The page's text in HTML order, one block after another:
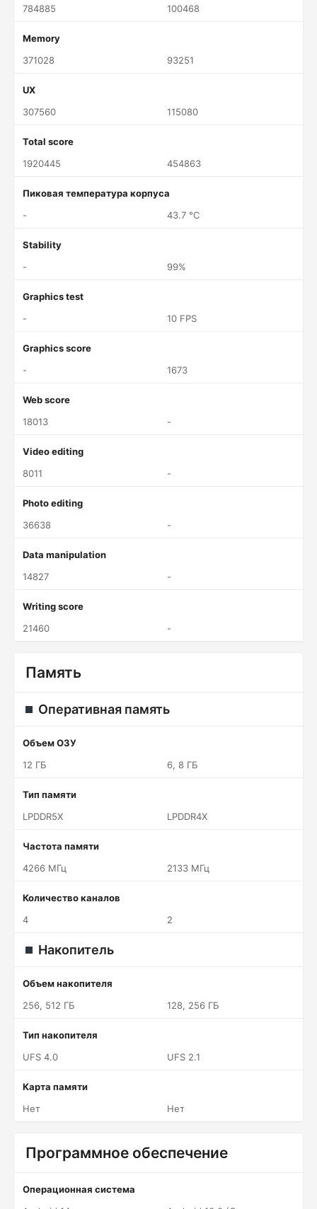
784885
100468
Memory
371028
93251
UX
307560
115080
Total score
1920445
454863
Пиковая температура корпуса
-
43.7 °C
Stability
-
99%
Graphics test
-
10 FPS
Graphics score
-
1673
Web score
18013
-
Video editing
8011
-
Photo editing
36638
-
Data manipulation
14827
-
Writing score
21460
-
Память
Оперативная память
Объем ОЗУ
12 ГБ
6, 8 ГБ
Тип памяти
LPDDR5X
LPDDR4X
Частота памяти
4266 МГц
2133 МГц
Количество каналов
4
2
Накопитель
Объем накопителя
256, 512 ГБ
128, 256 ГБ
Тип накопителя
UFS 4.0
UFS 2.1
Карта памяти
Нет
Нет
Программное обеспечение
Операционная система